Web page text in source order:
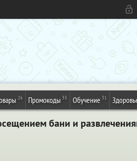
26 Промокоды 55 Обучение 31
бани и